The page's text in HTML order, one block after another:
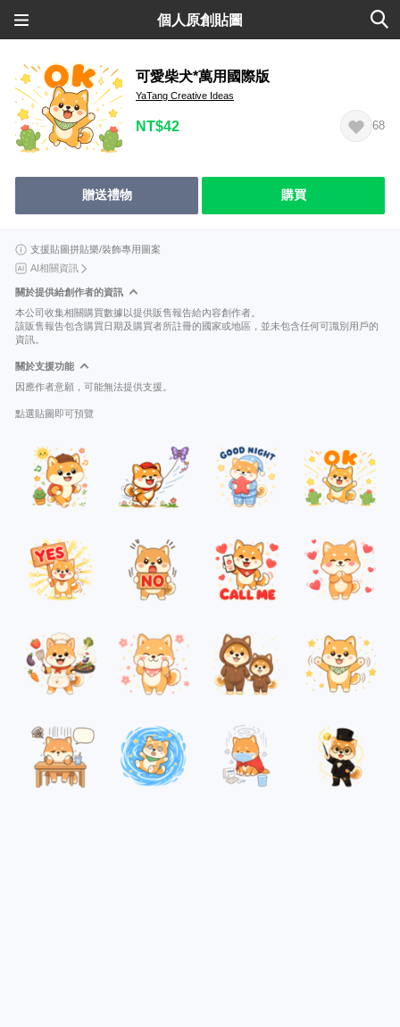
個人原創貼圖
可愛柴犬*萬用國際版
YaTang Creative Ideas
NT$42 68
贈送禮物 購買
支援貼圖拼貼樂/裝飾專用圖案
AI相關資訊
關於提供給創作者的資訊
本公司收集相關購買數據以提供販售報告給內容創作者。
該販售報告包含購買日期及購買者所註冊的國家或地區，並未包含任何可識別用戶的
資訊。
關於支援功能
因應作者意願，可能無法提供支援。
點選貼圖即可預覽